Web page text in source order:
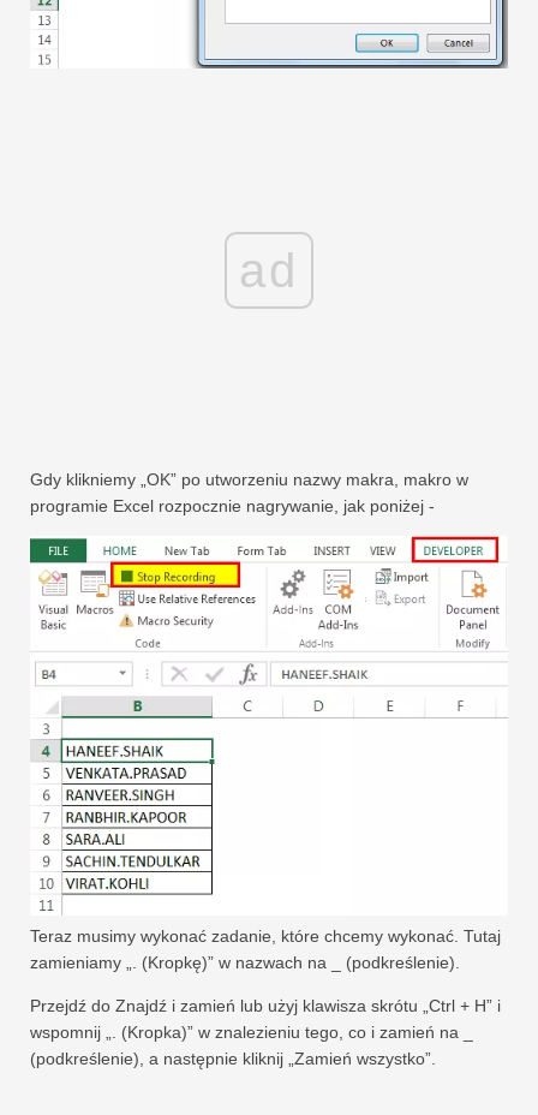
ad
Gdy klikniemy „OK” po utworzeniu nazwy makra, makro w
programie Excel rozpocznie nagrywanie, jak poniżej -
Teraz musimy wykonać zadanie, które chcemy wykonać. Tutaj
zamieniamy „. (Kropkę)” w nazwach na _ (podkreślenie).
Przejdź do Znajdź i zamień lub użyj klawisza skrótu „Ctrl + H” i
wspomnij „. (Kropka)” w znalezieniu tego, co i zamień na _
(podkreślenie), a następnie kliknij „Zamień wszystko”.